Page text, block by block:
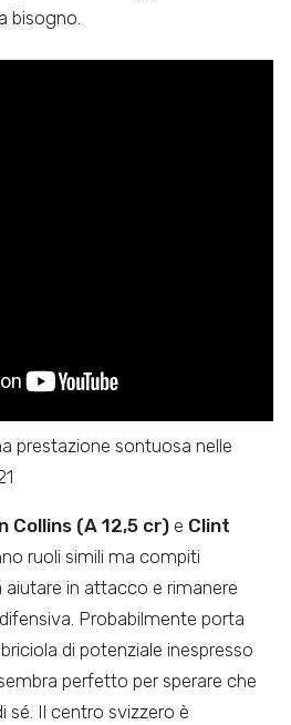
bisogno.
prestazione sontuosa nelle
Collins (A 12,5 cr) e Clint
ruoli simili ma compiti
in attacco e rimanere
Probabilmente porta
di potenziale inespresso
perfetto per sperare che
sé. Il centro svizzero è